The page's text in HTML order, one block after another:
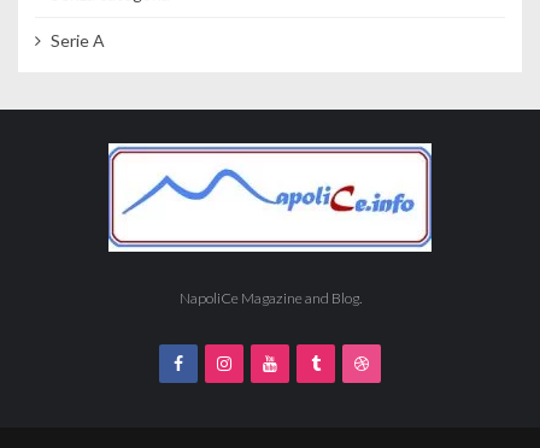
Serie A
NapoliCe Magazine and Blog.